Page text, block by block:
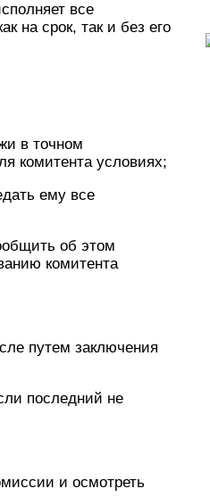
все
на срок, так и без его
в точном
комитента условиях;
ему все
об этом
комитента
путем заключения
последний не
и осмотреть